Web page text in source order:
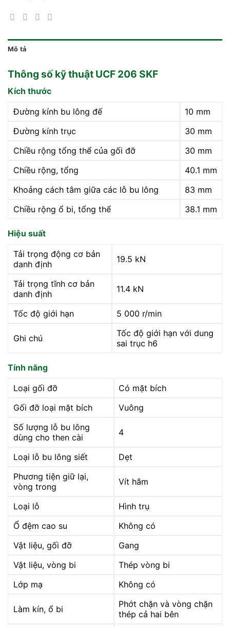
Mô tả
Thông số kỹ thuật UCF 206 SKF
Kích thước
Đường kính bu lông đế
10 mm
Đường kính trục
30 mm
Chiều rộng tổng thể của gối đỡ
30 mm
Chiều rộng, tổng
40.1 mm
Khoảng cách tâm giữa các lỗ bu lông
83 mm
Chiều rộng ổ bi, tổng thể
38.1 mm
Hiệu suất
Tải trọng động cơ bản
danh định
19.5 kN
Tải trọng tĩnh cơ bản
danh định
11.4 kN
Tốc độ giới hạn 5 000 r/min
Ghi chú
Tốc độ giới hạn với dung
sai trục h6
Tính năng
Loại gối đỡ
Có mặt bích
Gối đỡ loại mặt bích
Vuông
Số lượng lỗ bu lông
dùng cho then cài
4
Loại lỗ bu lông siết
Dẹt
Phương tiện giữ lại,
vòng trong
Vít hãm
Loại lỗ
Hình trụ
Ổ đệm cao su
Không có
Vật liệu, gối đỡ
Gang
Vật liệu, vòng bi
Thép vòng bi
Lớp mạ
Không có
Làm kín, ổ bi
Phớt chặn và vòng chặn
thép cả hai bên